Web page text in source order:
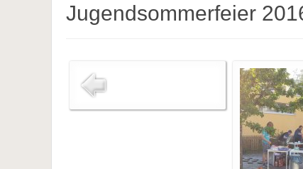
Jugendsommerfeier